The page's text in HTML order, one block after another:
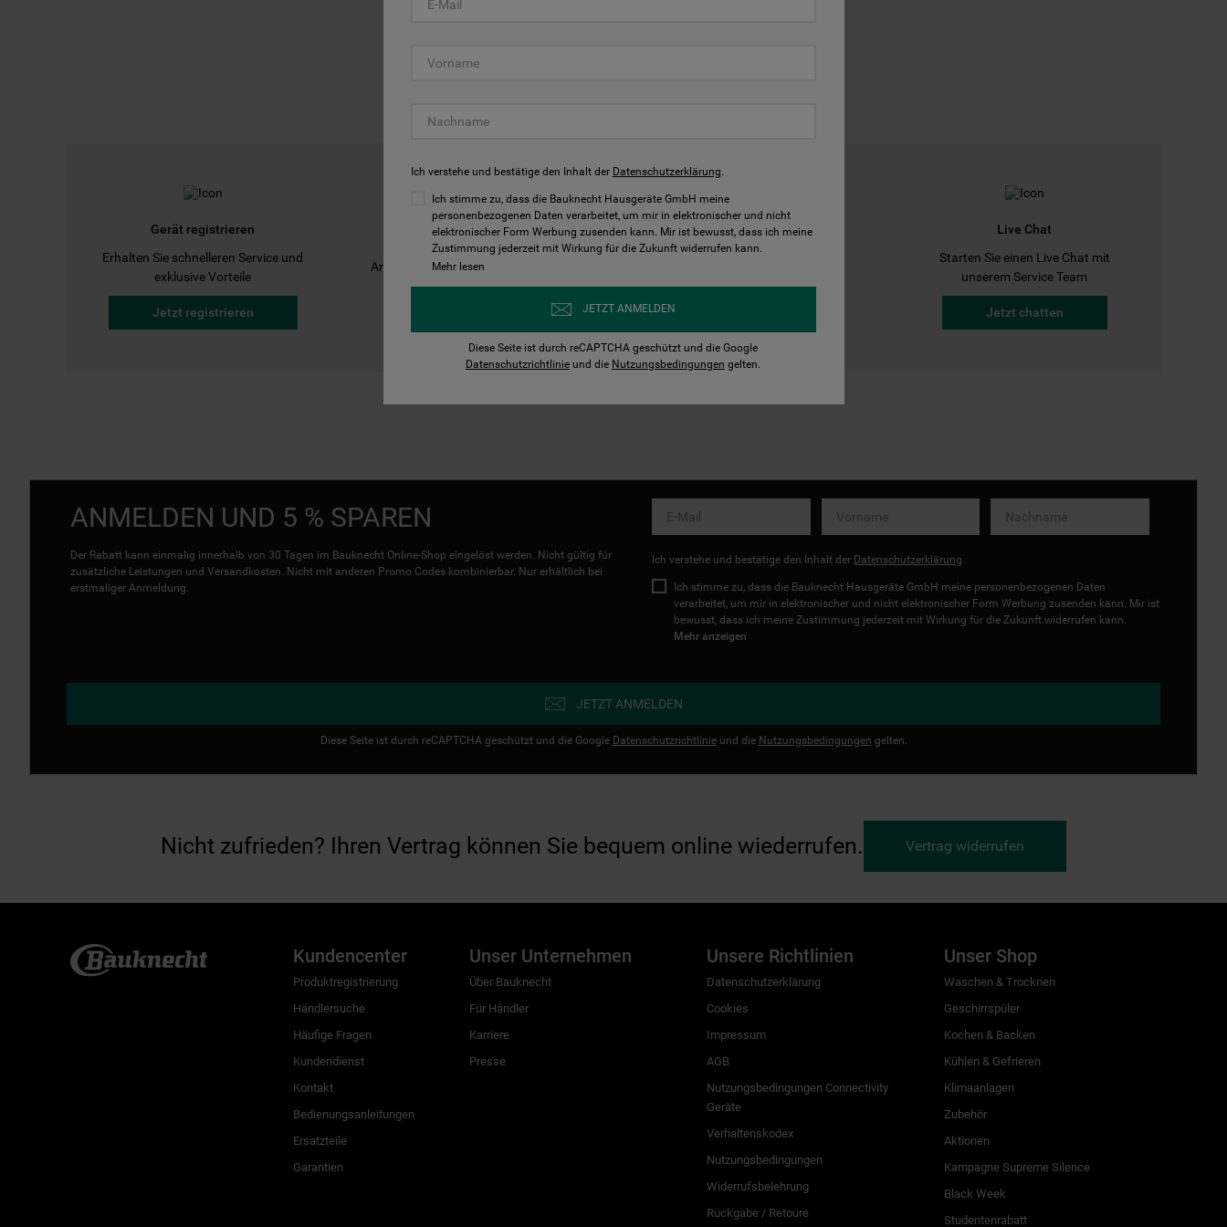
Gerät registrieren
Erhalten Sie schnelleren Service und
exklusive Vorteile
Jetzt registrieren
Bedienungsanleitungen
Anleitungen finden und herunterladen
Kontakt
Live Chat
Starten Sie einen Live Chat mit
unserem Service Team
Jetzt chatten
ANMELDEN UND 5 % SPAREN
Der Rabatt kann einmalig innerhalb von 30 Tagen im Bauknecht Online-Shop eingelöst werden. Nicht gültig für
zusätzliche Leistungen und Versandkosten. Nicht mit anderen Promo Codes kombinierbar. Nur erhältlich bei
erstmaliger Anmeldung.
Ich verstehe und bestätige den Inhalt der Datenschutzerklärung
Ich stimme zu, dass die Bauknecht Hausgeräte GmbH meine personenbezogenen Daten
verarbeitet, um mir in elektronischer und nicht elektronischer Form Werbung zusenden kann. Mir ist
bewusst, dass ich meine Zustimmung jederzeit mit Wirkung für die Zukunft widerrufen kann.
Mehr anzeigen
JETZT ANMELDEN
Diese Seite ist durch reCAPTCHA geschützt und die Google Datenschutzrichtlinieund die Nutzungsbedingungen gelten.
Nicht zufrieden? Ihren Vertrag können Sie bequem online wiederrufen. Vertrag widerrufen
Kundencenter
Produktregistrierung
Händlersuche
Häufige Fragen
Kundendienst
Kontakt
Bedienungsanleitungen
Ersatzteile
Garantien
Unser Unternehmen
Über Bauknecht
Für Händler
Karriere
Presse
Unsere Richtlinien
Datenschutzerklärung
Cookies
Impressum
AGB
Nutzungsbedingungen Connectivity
Geräte
Verhaltenskodex
Nutzungsbedingungen
Widerrufsbelehrung
Rückgabe / Retoure
Unser Shop
Waschen & Trocknen
Geschirrspüler
Kochen & Backen
Kühlen & Gefrieren
Klimaanlagen
Zubehör
Aktionen
Kampagne Supreme Silence
Black Week
Studentenrabatt
Ich verstehe und bestätige den Inhalt der Datenschutzerklärung.
Ich stimme zu, dass die Bauknecht Hausgeräte GmbH meine
personenbezogenen Daten verarbeitet, um mir in elektronischer und nicht
elektronischer Form Werbung zusenden kann. Mir ist bewusst, dass ich meine
Zustimmung jederzeit mit Wirkung für die Zukunft widerrufen kann.
Mehr lesen
JETZT ANMELDEN
Diese Seite ist durch reCAPTCHA geschützt und die Google
Datenschutzrichtlinie und die Nutzungsbedingungen gelten.